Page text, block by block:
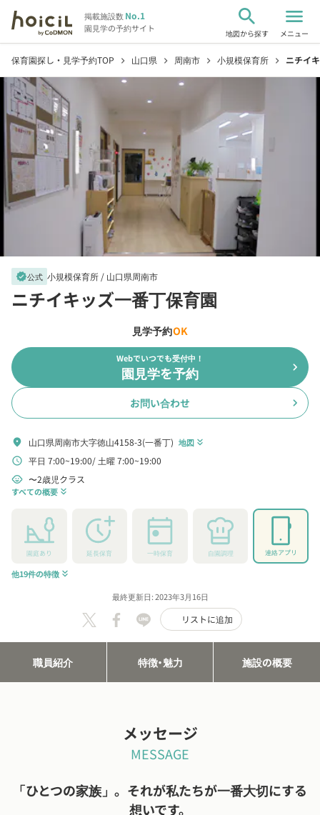
掲載施設数No.1
園見学の予約サイト
search
地図から探す
menu
メニュー
保育園探し・見学予約TOP chevron_right 山口県 chevron_right 周南市 chevron_right 小規模保育所 chevron_right ニチイ
verified公式 小規模保育所 / 山口県周南市
ニチイキッズ一番丁保育園
見学予約OK
Webでいつでも受付中！
園見学を予約 chevron_right
お問い合わせ chevron_right
location_on 山口県周南市大字徳山4158-3(一番丁) 地図 keyboard_double_arrow_down
schedule 平日 7:00~19:00 土曜 7:00~19:00
child_care 〜2歳児クラス
すべての概要 keyboard_double_arrow_down
園庭あり 延長保育 一時保育 自園調理 連絡アプリ
他19件の特徴 keyboard_double_arrow_down
最終更新日: 2023年3月16日
リストに追加
職員紹介 特徴・魅力 施設の概要
メッセージ
MESSAGE
「ひとつの家族」。それが私たちが一番大切にする
想いです。